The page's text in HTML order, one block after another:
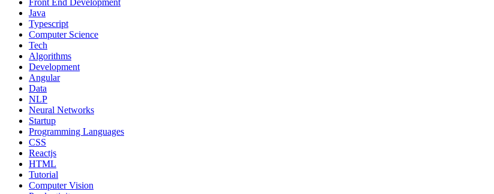
Front End Development
Java
Typescript
Computer Science
Tech
Algorithms
Development
Angular
Data
NLP
Neural Networks
Startup
Programming Languages
CSS
Reactjs
HTML
Tutorial
Computer Vision